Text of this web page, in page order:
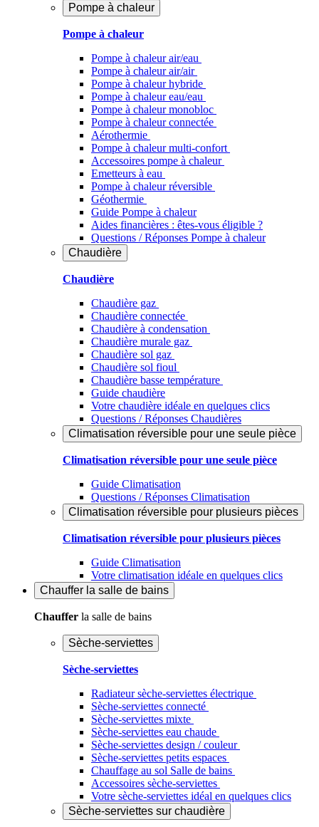
Pompe à chaleur
Pompe à chaleur
Pompe à chaleur air/eau
Pompe à chaleur air/air
Pompe à chaleur hybride
Pompe à chaleur​ eau/eau
Pompe à chaleur monobloc
Pompe à chaleur connectée
Aérothermie
Pompe à chaleur multi-confort
Accessoires pompe à chaleur
Emetteurs à eau
Pompe à chaleur réversible
Géothermie
Guide Pompe à chaleur
Aides financières : êtes-vous éligible ?
Questions / Réponses Pompe à chaleur
Chaudière
Chaudière
Chaudière gaz
Chaudière connectée
Chaudière à condensation
Chaudière murale gaz
Chaudière sol gaz
Chaudière sol fioul
Chaudière basse température
Guide chaudière
Votre chaudière idéale en quelques clics
Questions / Réponses Chaudières
Climatisation réversible pour une seule pièce
Climatisation réversible pour une seule pièce
Guide Climatisation
Questions / Réponses Climatisation
Climatisation réversible pour plusieurs pièces
Climatisation réversible pour plusieurs pièces
Guide Climatisation
Votre climatisation idéale en quelques clics
Chauffer la salle de bains
Chauffer la salle de bains
Sèche-serviettes
Sèche-serviettes
Radiateur sèche-serviettes électrique
Sèche-serviettes connecté
Sèche-serviettes mixte
Sèche-serviettes eau chaude
Sèche-serviettes design / couleur
Sèche-serviettes petits espaces
Chauffage au sol Salle de bains
Accessoires sèche-serviettes
Votre sèche-serviettes idéal en quelques clics
Sèche-serviettes sur chaudière